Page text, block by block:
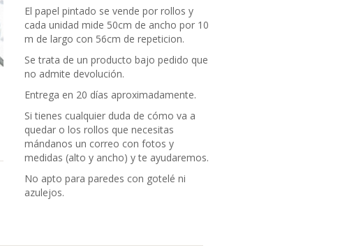
El papel pintado se vende por rollos y
cada unidad mide 50cm de ancho por 10
m de largo con 56cm de repeticion.
Se trata de un producto bajo pedido que
no admite devolución.
Entrega en 20 días aproximadamente.
Si tienes cualquier duda de cómo va a
quedar o los rollos que necesitas
mándanos un correo con fotos y
medidas (alto y ancho) y te ayudaremos.
No apto para paredes con gotelé ni
azulejos.